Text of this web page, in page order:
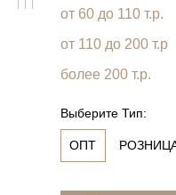
от 60 до 110 т.р.
от 110 до 200 т.р
более 200 т.р.
Выберите Тип:
ОПТ